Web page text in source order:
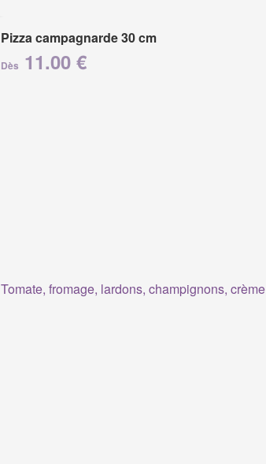
Pizza campagnarde 30 cm
Dès 11.00 €
Tomate, fromage, lardons, champignons, crème